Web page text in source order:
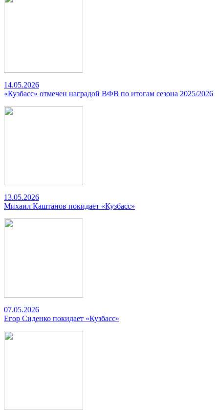
14.05.2026
«Кузбасс» отмечен наградой ВФВ по итогам сезона 2025/2026
13.05.2026
Михаил Каштанов покидает «Кузбасс»
07.05.2026
Егор Сиденко покидает «Кузбасс»